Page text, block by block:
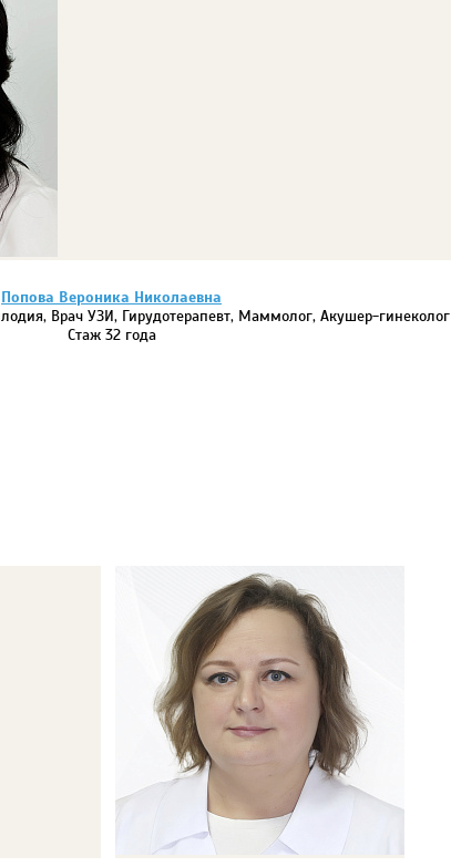
Попова Вероника Николаевна
Врач УЗИ, Гирудотерапевт, Маммолог, Акушер-гинеколог
Стаж 32 года